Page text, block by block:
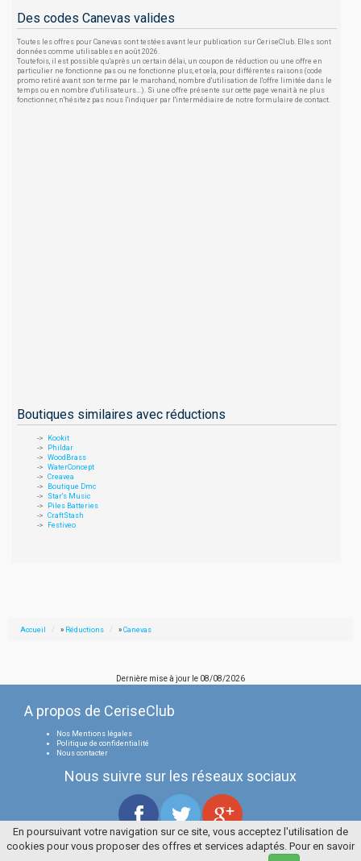
Des codes Canevas valides
Toutes les offres pour Canevas sont testées avant leur publication sur CeriseClub. Elles sont
données comme utilisables en août 2026.
Toutefois, il est possible qu'après un certain délai, un coupon de réduction ou une offre en
particulier ne fonctionne pas ou ne fonctionne plus, et cela, pour différentes raisons (code
promo retiré avant son terme par le marchand, nombre d'utilisation de l'offre limitée dans le
temps ou en nombre d'utilisateurs...). Si une offre présente sur cette page venait à ne plus
fonctionner, n'hésitez pas nous l'indiquer par l'intermédiaire de notre formulaire de contact.
Boutiques similaires avec réductions
Kookit
Phildar
WoodBrass
WaterConcept
Creavea
Boutique Dmc
Star's Music
Piles Batteries
CraftStash
Festiveo
Accueil » Réductions » Canevas
Dernière mise à jour le 08/08/2026
A propos de CeriseClub
Nos Mentions légales
Politique de confidentialité
Nous contacter
Nous suivre sur les réseaux sociaux
Tous droits réservés
En poursuivant votre navigation sur ce site, vous acceptez l'utilisation de
cookies pour vous proposer des offres et services adaptés. Pour en savoir